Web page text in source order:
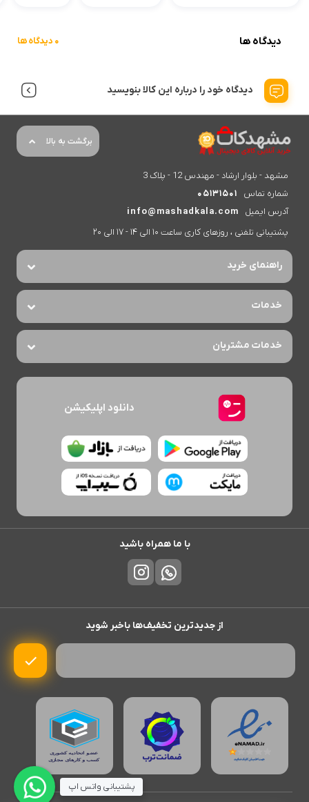
دیدگاه ها 0 دیدگاه ها
دیدگاه خود را درباره این کالا بنویسید
برگشت به بالا
مشهد - بلوار ارشاد - مهندس 12 - پلاک 3
شماره تماس
05131501
آدرس ایمیل
info@mashadkala.com
پشتیبانی تلفنی ، روزهای کاری ساعت 10 الی 14 - 17 الی 20
راهنمای خرید
خدمات
خدمات مشتریان
دانلود اپلیکیشن
با ما همراه باشید
از جدیدترین تخفیف‌ها باخبر شوید
پشتیبانی واتس اپ